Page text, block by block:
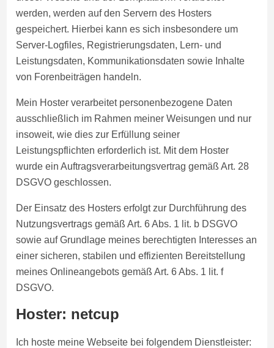
werden, werden auf den Servern des Hosters
gespeichert. Hierbei kann es sich insbesondere um
Server-Logfiles, Registrierungsdaten, Lern- und
Leistungsdaten, Kommunikationsdaten sowie Inhalte
von Forenbeiträgen handeln.
Mein Hoster verarbeitet personenbezogene Daten
ausschließlich im Rahmen meiner Weisungen und nur
insoweit, wie dies zur Erfüllung seiner
Leistungspflichten erforderlich ist. Mit dem Hoster
wurde ein Auftragsverarbeitungsvertrag gemäß Art. 28
DSGVO geschlossen.
Der Einsatz des Hosters erfolgt zur Durchführung des
Nutzungsvertrags gemäß Art. 6 Abs. 1 lit. b DSGVO
sowie auf Grundlage meines berechtigten Interesses an
einer sicheren, stabilen und effizienten Bereitstellung
meines Onlineangebots gemäß Art. 6 Abs. 1 lit. f
DSGVO.
Hoster: netcup
Ich hoste meine Webseite bei folgendem Dienstleister: